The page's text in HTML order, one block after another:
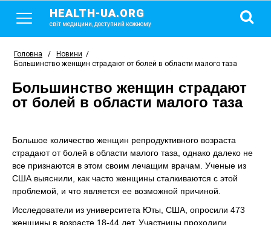
HEALTH-UA.ORG
світ медицини, доступний кожному
Головна / Новини /
Большинство женщин страдают от болей в области малого таза
Большинство женщин страдают
от болей в области малого таза
Большое количество женщин репродуктивного возраста
страдают от болей в области малого таза, однако далеко не
все признаются в этом своим лечащим врачам. Ученые из
США выяснили, как часто женщины сталкиваются с этой
проблемой, и что является ее возможной причиной.
Исследователи из университета Юты, США, опросили 473
женщины в возрасте 18-44 лет. Участницы проходили